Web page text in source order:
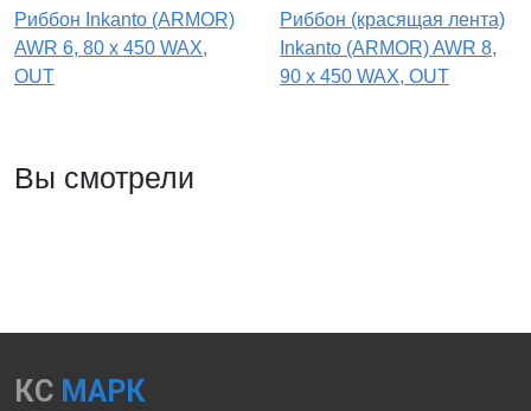
Риббон Inkanto (ARMOR)
AWR 6, 80 х 450 WAX,
OUT
Риббон (красящая лента)
Inkanto (ARMOR) AWR 8,
90 x 450 WAX, OUT
Вы смотрели
КС МАРК